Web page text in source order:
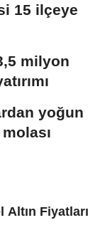
15 ilçeye
milyon
yoğun
Fiyatları